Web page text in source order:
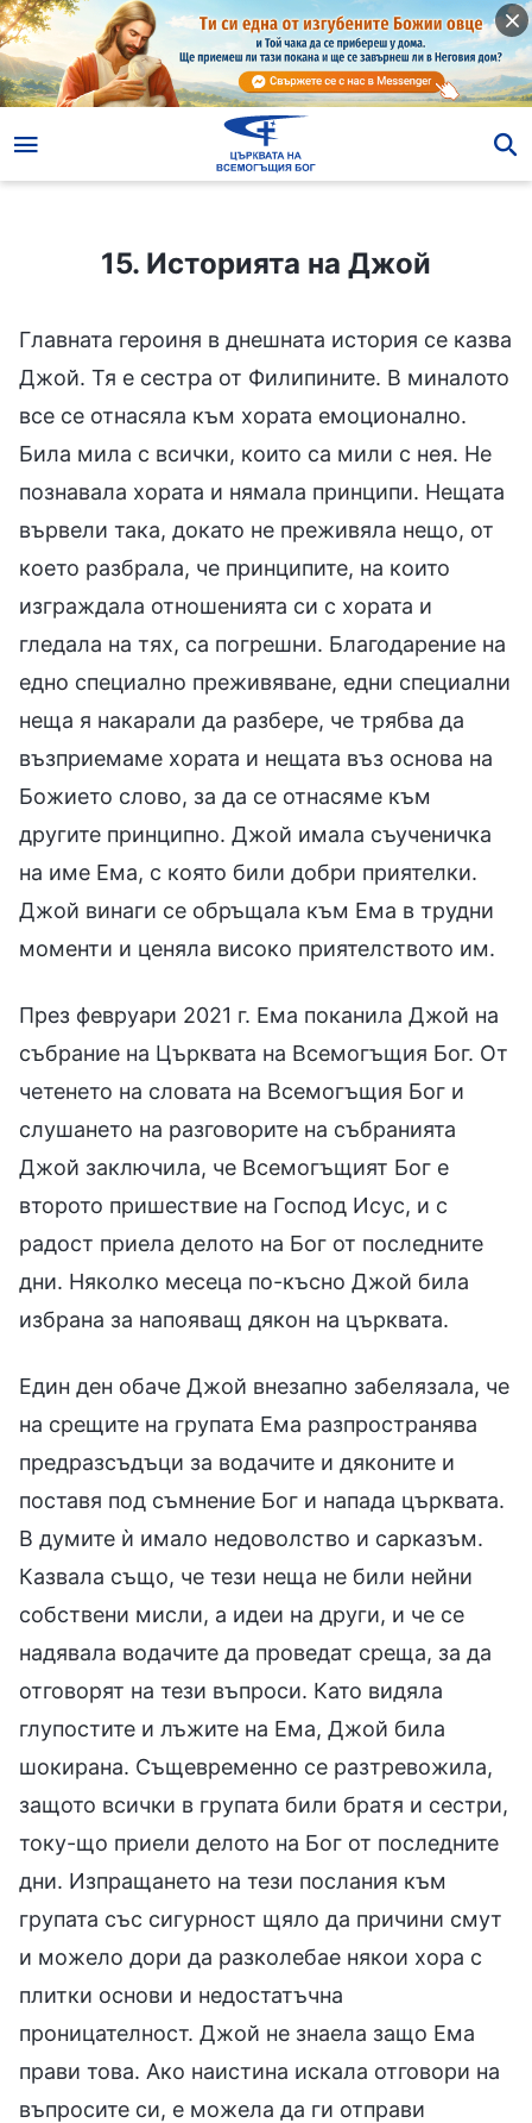
15. Историята на Джой
Главната героиня в днешната история се казва
Джой. Тя е сестра от Филипините. В миналото
все се отнасяла към хората емоционално.
Била мила с всички, които са мили с нея. Не
познавала хората и нямала принципи. Нещата
вървели така, докато не преживяла нещо, от
което разбрала, че принципите, на които
изграждала отношенията си с хората и
гледала на тях, са погрешни. Благодарение на
едно специално преживяване, едни специални
неща я накарали да разбере, че трябва да
възприемаме хората и нещата въз основа на
Божието слово, за да се отнасяме към
другите принципно. Джой имала съученичка
на име Ема, с която били добри приятелки.
Джой винаги се обръщала към Ема в трудни
моменти и ценяла високо приятелството им.
През февруари 2021 г. Ема поканила Джой на
събрание на Църквата на Всемогъщия Бог. От
четенето на словата на Всемогъщия Бог и
слушането на разговорите на събранията
Джой заключила, че Всемогъщият Бог е
второто пришествие на Господ Исус, и с
радост приела делото на Бог от последните
дни. Няколко месеца по-късно Джой била
избрана за напояващ дякон на църквата.
Един ден обаче Джой внезапно забелязала, че
на срещите на групата Ема разпространява
предразсъдъци за водачите и дяконите и
поставя под съмнение Бог и напада църквата.
В думите ѝ имало недоволство и сарказъм.
Казвала също, че тези неща не били нейни
собствени мисли, а идеи на други, и че се
надявала водачите да проведат среща, за да
отговорят на тези въпроси. Като видяла
глупостите и лъжите на Ема, Джой била
шокирана. Същевременно се разтревожила,
защото всички в групата били братя и сестри,
току-що приели делото на Бог от последните
дни. Изпращането на тези послания към
групата със сигурност щяло да причини смут
и можело дори да разколебае някои хора с
плитки основи и недостатъчна
проницателност. Джой не знаела защо Ема
прави това. Ако наистина искала отговори на
въпросите си, е можела да ги отправи